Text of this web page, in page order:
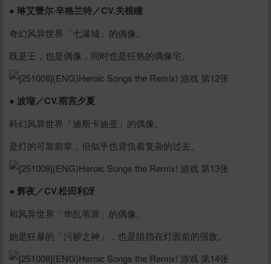
● 琳艾蕾尔·辛格兰特／CV.关根瞳
奇幻风异世界「七瀑城」的偶像。
既是王，也是偶像，同时也是狂热的偶像宅。
● 波瑠／CV.雨宫夕夏
科幻风异世界「迪斯卡迪亚」的偶像。
是灯的可靠前辈，但似乎也背负着复杂的过去。
● 辉夜／CV.松田利冴
和风异世界「华乱苇原」的偶像。
她是狂暴的「污秽之神」，也是阻挡在灯面前的强敌。